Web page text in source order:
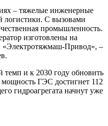
– тяжелые инженерные
логистики. С вызовами
промышленность.
изготовлены на
«Электротяжмаш-Привод», –
темп и к 2030 году обновить
ГЭС достигнет 112
гидроагрегата начнут уже